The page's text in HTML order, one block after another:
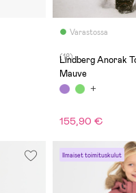
Varastossa
(18)
Lindberg Anorak
Mauve
155,90 €
Ilmaiset toimituskulut